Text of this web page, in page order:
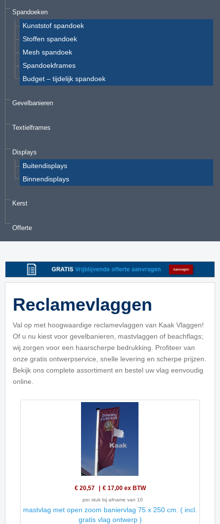
Spandoeken
Kunststof spandoek
Stoffen spandoek
Mesh spandoek
Spandoekframes
Budget – tijdelijk spandoek
Gevelbanieren
Textielframes
Displays
Buitendisplays
Binnendisplays
Kerst
Offerte
Reclamevlaggen
Val op met hoogwaardige reclamevlaggen van Kaak Vlaggen!
Of u nu kiest voor gevelbanieren, mastvlaggen of beachflags;
wij zorgen voor een haarscherpe bedrukking. Profiteer van
onze gratis ontwerpservice, snelle levering en scherpe prijzen.
Bekijk ons complete assortiment en bestel uw vlag eenvoudig
online.
€ 20,57 € 17,00 ex BTW
per stuk bij afname van 10
mastvlag met open zoom baniervlag 75 x 250 cm. ( incl.
gratis vlag ontwerp )